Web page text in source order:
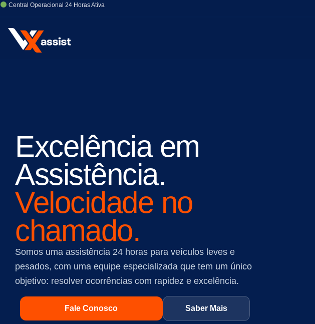
Central Operacional 24 Horas Ativa
Excelência em
Assistência.
Velocidade no
chamado.
Somos uma assistência 24 horas para veículos leves e
pesados, com uma equipe especializada que tem um único
objetivo: resolver ocorrências com rapidez e excelência.
Fale Conosco Saber Mais